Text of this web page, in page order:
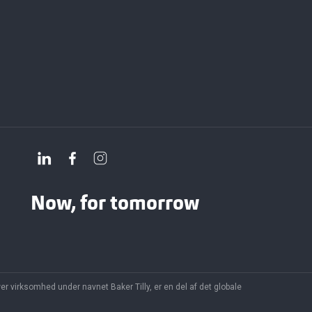
Now, for tomorrow
virksomhed under navnet Baker Tilly, er en del af det globale